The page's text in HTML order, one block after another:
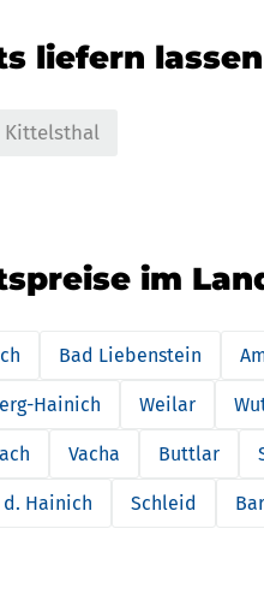
liefern
Kittelsthal
im
Bad Liebenstein
Hainich Weilar
Vacha Buttlar
d. Hainich Schleid